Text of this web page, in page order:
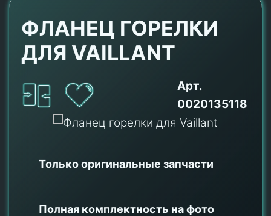
ФЛАНЕЦ ГОРЕЛКИ
ДЛЯ VAILLANT
Арт.
0020135118
Только оригинальные запчасти
Полная комплектность на фото